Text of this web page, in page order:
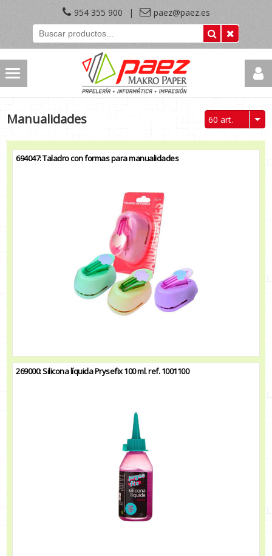
954 355 900 | paez@paez.es
Manualidades 60 art.
694047: Taladro con formas para manualidades
269000: Silicona líquida Prysefix 100 ml. ref. 1001100